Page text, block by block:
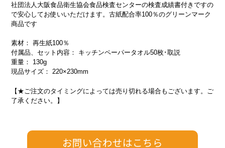
社団法人大阪食品衛生協会食品検査センターの検査成績書付きですの
で安心してお使いいただけます。古紙配合率100％のグリーンマーク
商品です
素材： 再生紙100％
付属品、セット内容： キッチンペーパータオル50枚･取説
重量： 130g
現品サイズ： 220×230mm
【★ご注文のタイミングによっては売り切れる場合もございます。ご
了承ください。】